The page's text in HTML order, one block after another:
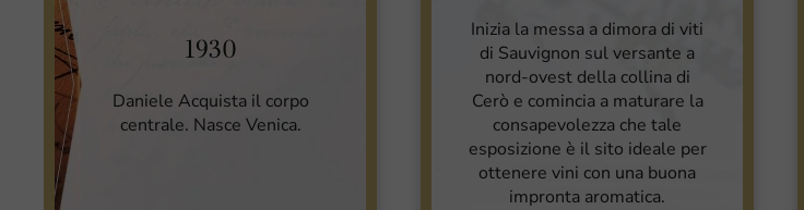
1930
Daniele Acquista il corpo
centrale. Nasce Venica.
Inizia la messa a dimora di viti
di Sauvignon sul versante a
nord-ovest della collina di
Cerò e comincia a maturare la
consapevolezza che tale
esposizione è il sito ideale per
ottenere vini con una buona
impronta aromatica.